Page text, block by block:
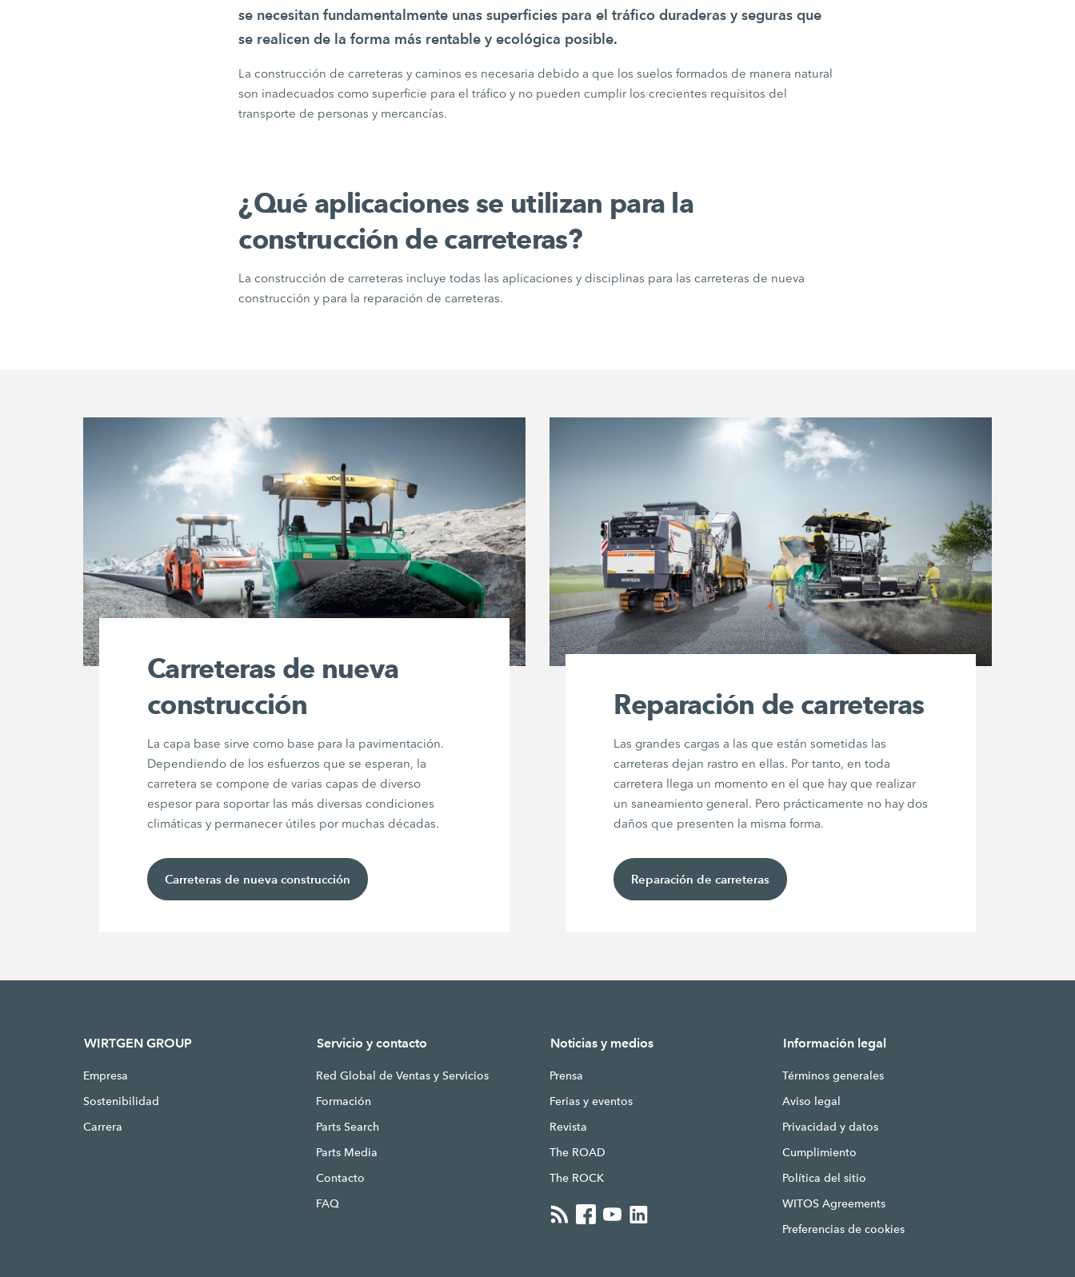
se necesitan fundamentalmente unas superficies para el tráfico duraderas y seguras que
se realicen de la forma más rentable y ecológica posible.
La construcción de carreteras y caminos es necesaria debido a que los suelos formados de manera natural
son inadecuados como superficie para el tráfico y no pueden cumplir los crecientes requisitos del
transporte de personas y mercancías.
¿Qué aplicaciones se utilizan para la
construcción de carreteras?
La construcción de carreteras incluye todas las aplicaciones y disciplinas para las carreteras de nueva
construcción y para la reparación de carreteras.
Carreteras de nueva
construcción
La capa base sirve como base para la pavimentación.
Dependiendo de los esfuerzos que se esperan, la
carretera se compone de varias capas de diverso
espesor para soportar las más diversas condiciones
climáticas y permanecer útiles por muchas décadas.
Carreteras de nueva construcción
Reparación de carreteras
Las grandes cargas a las que están sometidas las
carreteras dejan rastro en ellas. Por tanto, en toda
carretera llega un momento en el que hay que realizar
un saneamiento general. Pero prácticamente no hay dos
daños que presenten la misma forma.
Reparación de carreteras
WIRTGEN GROUP
Empresa
Sostenibilidad
Carrera
Servicio y contacto
Red Global de Ventas y Servicios
Formación
Parts Search
Parts Media
Contacto
FAQ
Noticias y medios
Prensa
Ferias y eventos
Revista
The ROAD
The ROCK
Información legal
Términos generales
Aviso legal
Privacidad y datos
Cumplimiento
Política del sitio
WITOS Agreements
Preferencias de cookies